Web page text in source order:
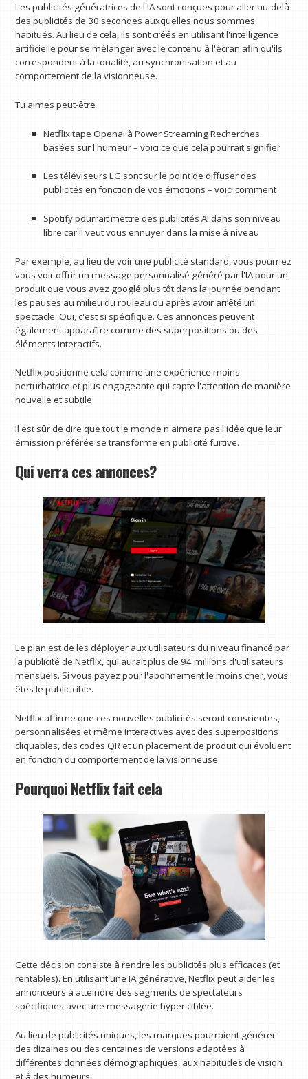
Les publicités génératrices de l'IA sont conçues pour aller au-delà
des publicités de 30 secondes auxquelles nous sommes
habitués. Au lieu de cela, ils sont créés en utilisant l'intelligence
artificielle pour se mélanger avec le contenu à l'écran afin qu'ils
correspondent à la tonalité, au synchronisation et au
comportement de la visionneuse.
Tu aimes peut-être
Netflix tape Openai à Power Streaming Recherches
basées sur l'humeur – voici ce que cela pourrait signifier
Les téléviseurs LG sont sur le point de diffuser des
publicités en fonction de vos émotions – voici comment
Spotify pourrait mettre des publicités AI dans son niveau
libre car il veut vous ennuyer dans la mise à niveau
Par exemple, au lieu de voir une publicité standard, vous pourriez
vous voir offrir un message personnalisé généré par l'IA pour un
produit que vous avez googlé plus tôt dans la journée pendant
les pauses au milieu du rouleau ou après avoir arrêté un
spectacle. Oui, c'est si spécifique. Ces annonces peuvent
également apparaître comme des superpositions ou des
éléments interactifs.
Netflix positionne cela comme une expérience moins
perturbatrice et plus engageante qui capte l'attention de manière
nouvelle et subtile.
Il est sûr de dire que tout le monde n'aimera pas l'idée que leur
émission préférée se transforme en publicité furtive.
Qui verra ces annonces?
Le plan est de les déployer aux utilisateurs du niveau financé par
la publicité de Netflix, qui aurait plus de 94 millions d'utilisateurs
mensuels. Si vous payez pour l'abonnement le moins cher, vous
êtes le public cible.
Netflix affirme que ces nouvelles publicités seront conscientes,
personnalisées et même interactives avec des superpositions
cliquables, des codes QR et un placement de produit qui évoluent
en fonction du comportement de la visionneuse.
Pourquoi Netflix fait cela
Cette décision consiste à rendre les publicités plus efficaces (et
rentables). En utilisant une IA générative, Netflix peut aider les
annonceurs à atteindre des segments de spectateurs
spécifiques avec une messagerie hyper ciblée.
Au lieu de publicités uniques, les marques pourraient générer
des dizaines ou des centaines de versions adaptées à
différentes données démographiques, aux habitudes de vision
et à des humeurs.